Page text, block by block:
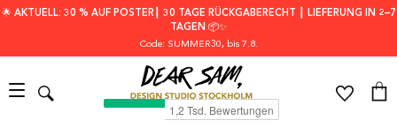
🌟 AKTUELL: 30 % AUF POSTER┃ 30 TAGE RÜCKGABERECHT ┃ LIEFERUNG IN 2–7
TAGEN 📦✨
Code: SUMMER30, bis 7.8.